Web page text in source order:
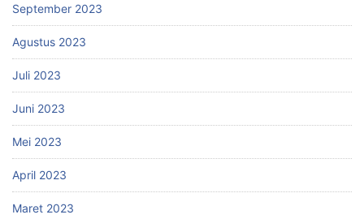
September 2023
Agustus 2023
Juli 2023
Juni 2023
Mei 2023
April 2023
Maret 2023